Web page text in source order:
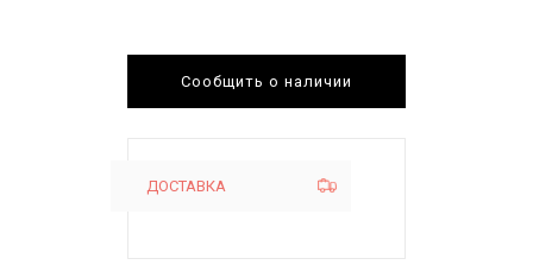
Сообщить о наличии
ДОСТАВКА